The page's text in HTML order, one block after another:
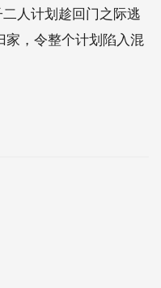
人计划趁回门之际逃
家，令整个计划陷入混